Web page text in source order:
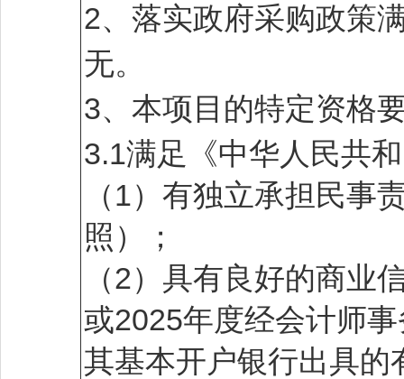
2、落实政府采购政策
无。
3、本项目的特定资格
3.1满足《中华人民共
（1）有独立承担民事
照）；
（2）具有良好的商业
或2025年度经会计师
其基本开户银行出具的